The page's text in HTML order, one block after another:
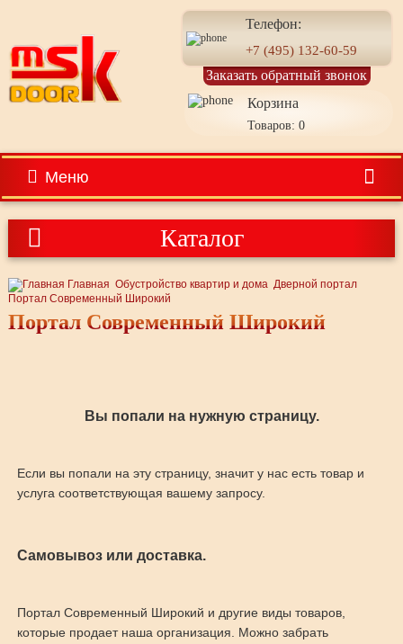
Телефон:
+7 (495) 132-60-59
Заказать обратный звонок
Корзина
Товаров: 0
Меню
Каталог
Главная Обустройство квартир и дома Дверной портал
Портал Современный Широкий
Портал Современный Широкий
Вы попали на нужную страницу.
Если вы попали на эту страницу, значит у нас есть товар и
услуга соответствующая вашему запросу.
Самовывоз или доставка.
Портал Современный Широкий и другие виды товаров,
которые продает наша организация. Можно забрать